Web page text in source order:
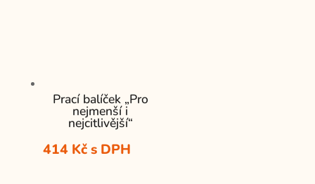
Prací balíček „Pro
nejmenší i
nejcitlivější“
414 Kč s DPH